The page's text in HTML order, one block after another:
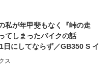
私が年甲斐もなく『峠の走
てしまったバイクの話
日にしてならず／GB350 S イ
前編】
ス